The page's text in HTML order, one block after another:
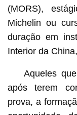
(MORS),
Michelin ou
duração em
Interior da
Aqueles
após terem
prova, a